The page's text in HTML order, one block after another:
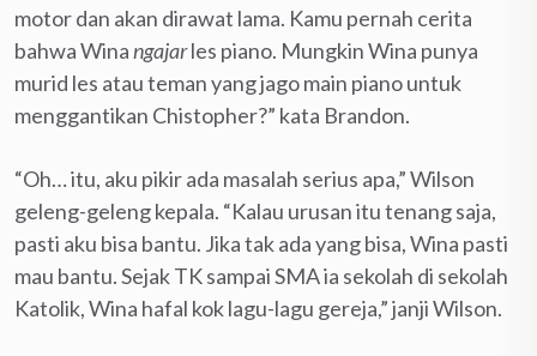
motor dan akan dirawat lama. Kamu pernah cerita
bahwa Winangajarles piano. Mungkin Wina punya
murid les atau teman yang jago main piano untuk
menggantikan Chistopher?” kata Brandon.
“Oh… itu, aku pikir ada masalah serius apa,” Wilson
geleng-geleng kepala. “Kalau urusan itu tenang saja,
pasti aku bisa bantu. Jika tak ada yang bisa, Wina pasti
mau bantu. Sejak TK sampai SMA ia sekolah di sekolah
Katolik, Wina hafal kok lagu-lagu gereja,” janji Wilson.